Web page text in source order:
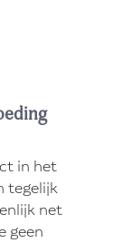
in het
tegelijk
net
geen